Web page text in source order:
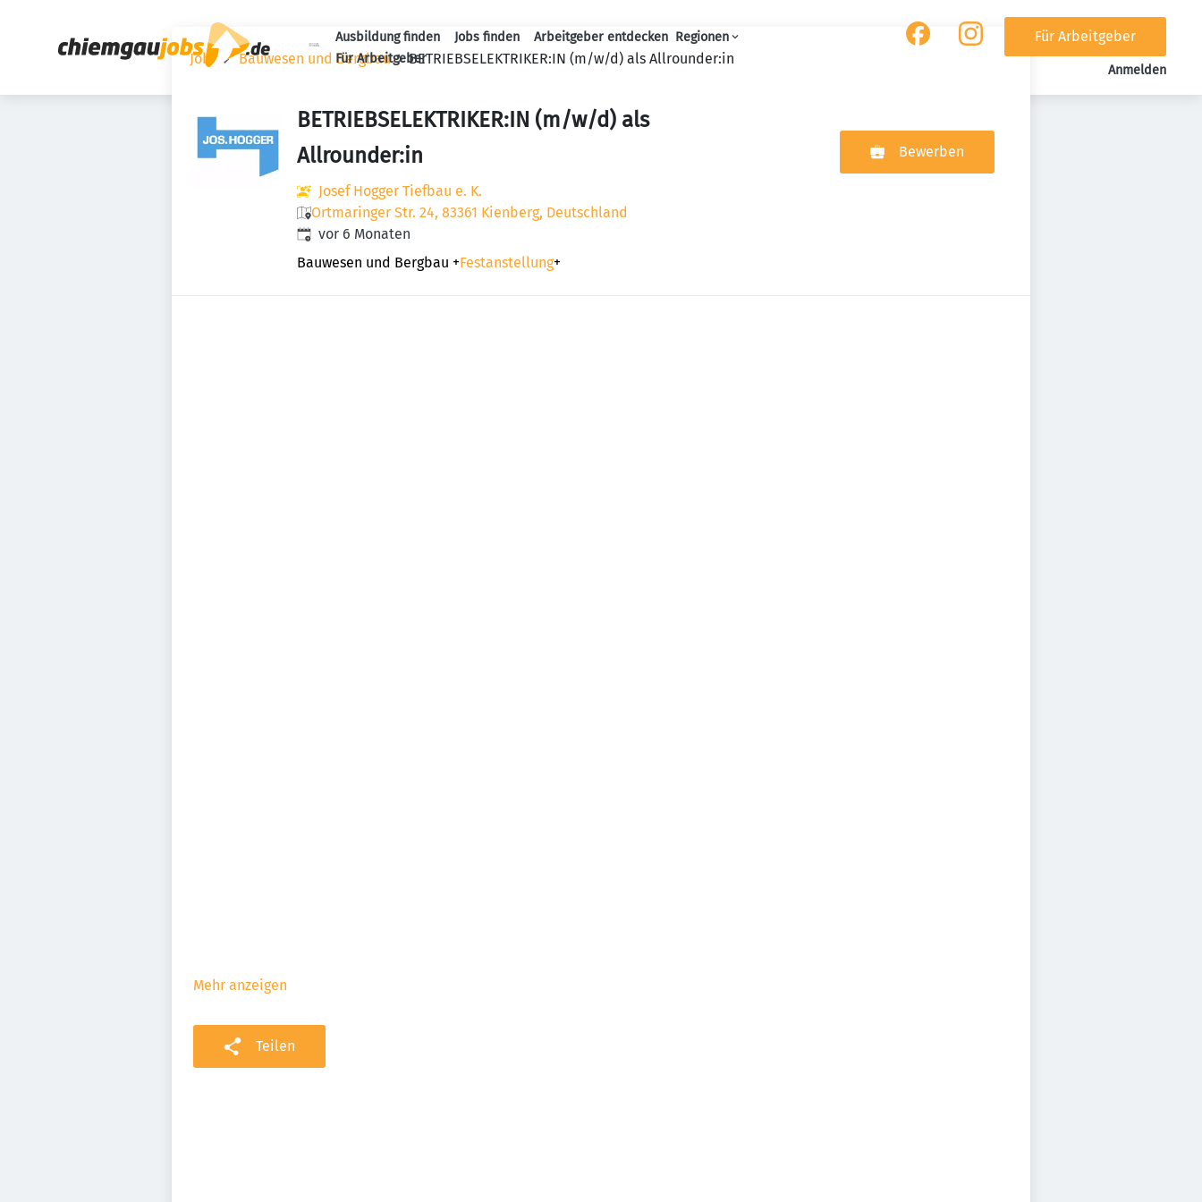
Haupt-Navigation
Ausbildung finden Jobs finden Arbeitgeber entdecken Regionen
Für Arbeitgeber
Für Arbeitgeber
Anmelden
Jobs Bauwesen und Bergbau BETRIEBSELEKTRIKER:IN (m/w/d) als Allrounder:in
BETRIEBSELEKTRIKER:IN (m/w/d) als
Allrounder:in
Josef Hogger Tiefbau e. K.
Ortmaringer Str. 24, 83361 Kienberg, Deutschland
Veröffentlicht:
vor 6 Monaten
Bauwesen und Bergbau +Festanstellung+
Bewerben
Mehr anzeigen
Teilen